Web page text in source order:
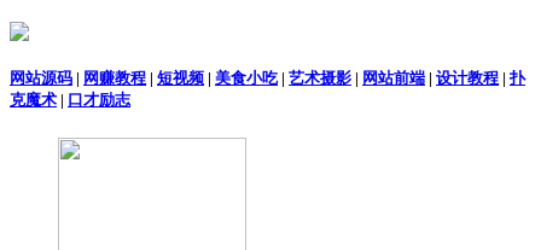
网站源码 | 网赚教程 | 短视频 | 美食小吃| 艺术摄影 | 网站前端 | 设计教程 | 扑
克魔术 | 口才励志